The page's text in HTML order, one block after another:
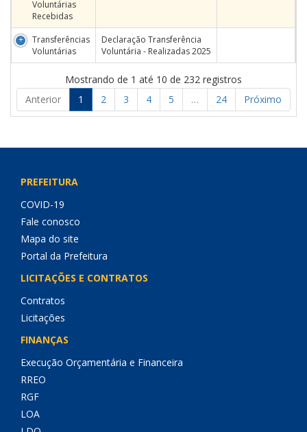
Voluntárias
Recebidas
Transferências
Voluntárias
Declaração Transferência
Voluntária - Realizadas 2025
Mostrando de 1 até 10 de 232 registros
Anterior
1 2 3 4 5 … 24 Próximo
PREFEITURA
COVID-19
Fale conosco
Mapa do site
Portal da Prefeitura
LICITAÇÕES E CONTRATOS
Contratos
Licitações
FINANÇAS
Execução Orçamentária e Financeira
RREO
RGF
LOA